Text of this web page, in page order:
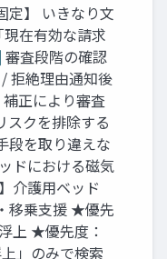
定】 いきなり文
在有効な請求
査段階の確認
拒絶理由通知後
正により審査
スクを排除する
段を取り違えな
ドにおける磁気
介護用ベッド
移乗支援 ★優先
上 ★優先度：
」のみで検索